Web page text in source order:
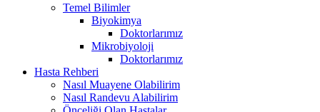
Temel Bilimler
Biyokimya
Doktorlarımız
Mikrobiyoloji
Doktorlarımız
Hasta Rehberi
Nasıl Muayene Olabilirim
Nasıl Randevu Alabilirim